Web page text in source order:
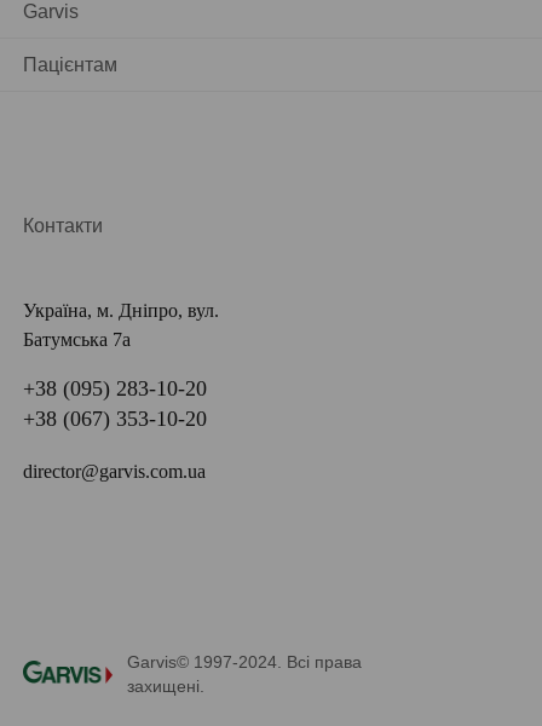
Garvis
Пацієнтам
Контакти
Україна, м. Дніпро, вул.
Батумська 7а
+38 (095) 283-10-20
+38 (067) 353-10-20
director@garvis.com.ua
Garvis© 1997-2024. Всі права
захищені.